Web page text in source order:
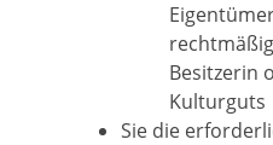
Besitzerin
Kulturguts
Sie die